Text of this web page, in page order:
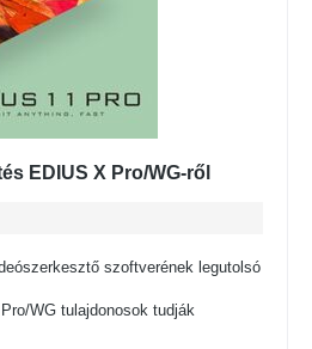
EDIUS X Pro/WG-ről
szoftverének legutolsó
WG tulajdonosok tudják